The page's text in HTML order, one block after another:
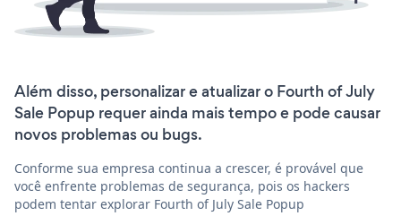
Além disso, personalizar e atualizar o Fourth of July
Sale Popup requer ainda mais tempo e pode causar
novos problemas ou bugs.
Conforme sua empresa continua a crescer, é provável que
você enfrente problemas de segurança, pois os hackers
podem tentar explorar Fourth of July Sale Popup